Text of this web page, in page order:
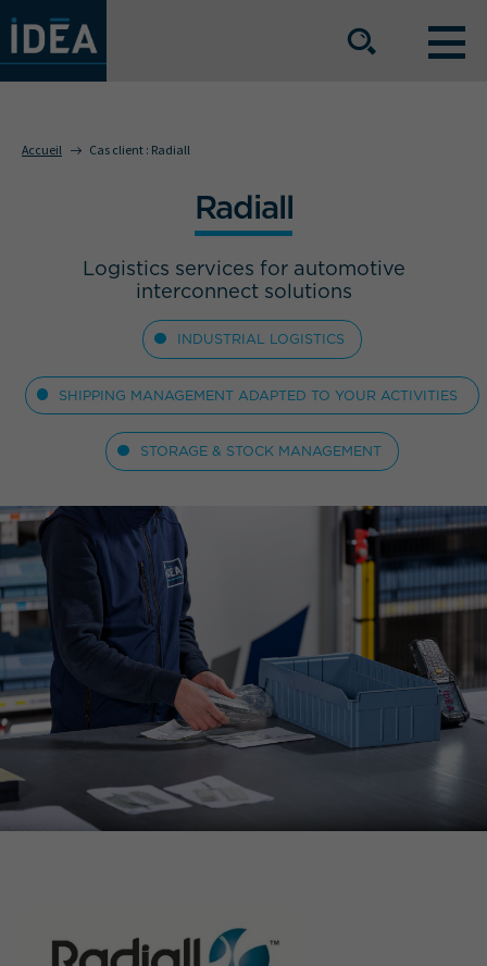
Le groupe
Nous rejoindre
Nos implantations
Espace Presse
QUEL EST VOTRE BESOIN ?
NOS SECTEURS D'ACTIVITÉ
Accueil Cas client : Radiall
Radiall
Logistics services for automotive
interconnect solutions
INDUSTRIAL LOGISTICS
SHIPPING MANAGEMENT ADAPTED TO YOUR ACTIVITIES
STORAGE & STOCK MANAGEMENT